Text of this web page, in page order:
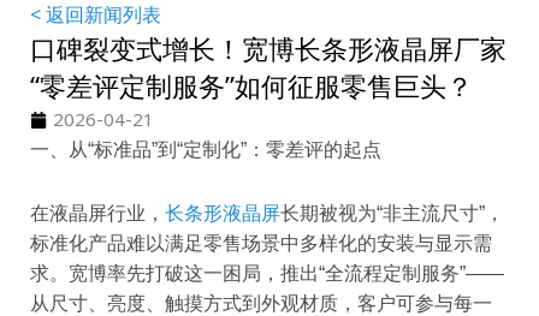
< 返回新闻列表
口碑裂变式增长！宽博长条形液晶屏厂家
“零差评定制服务”如何征服零售巨头？
2026-04-21
一、从“标准品”到“定制化”：零差评的起点
在液晶屏行业， 长条形液晶屏长期被视为“非主流尺寸”，
标准化产品难以满足零售场景中多样化的安装与显示需
求。宽博率先打破这一困局，推出“全流程定制服务”——
从尺寸、亮度、触摸方式到外观材质，客户可参与每一